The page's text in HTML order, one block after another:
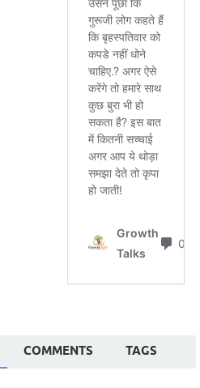
COMMENTS TAGS